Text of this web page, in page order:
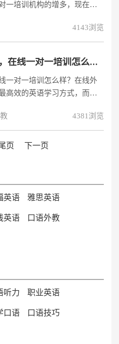
较靠前的阿卡索
一培训机构的增多，现在大
机构都有各自的教学特点，
人都不知道应该如何下手。
4143浏览
哪里有外教一对一培训，在线一对一培训怎么样？
一对一培训怎么样？在线外
高效的英语学习方式，而且
老师、培训内容、品牌特
报名英语一对一培训的英语
免费的外教一对一试听课，
4381浏览
页 下一页
英语 雅思英语
英语 口语外教
听力 职业英语
口语 口语技巧